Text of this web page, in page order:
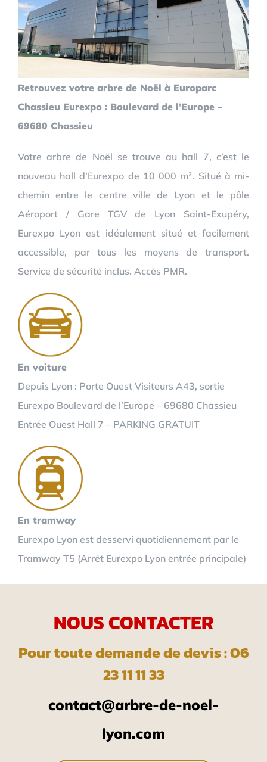
Retrouvez votre arbre de Noël à Europarc
Chassieu Eurexpo : Boulevard de l’Europe –
69680 Chassieu
Votre arbre de Noël se trouve au hall 7, c’est le
nouveau hall d’Eurexpo de 10 000 m². Situé à mi-
chemin entre le centre ville de Lyon et le pôle
Aéroport / Gare TGV de Lyon Saint-Exupéry,
Eurexpo Lyon est idéalement situé et facilement
accessible, par tous les moyens de transport.
Service de sécurité inclus. Accès PMR.
En voiture
Depuis Lyon : Porte Ouest Visiteurs A43, sortie
Eurexpo Boulevard de l’Europe – 69680 Chassieu
Entrée Ouest Hall 7 – PARKING GRATUIT
En tramway
Eurexpo Lyon est desservi quotidiennement par le
Tramway T5 (Arrêt Eurexpo Lyon entrée principale)
NOUS CONTACTER
Pour toute demande de devis : 06
23 11 11 33
contact@arbre-de-noel-
lyon.com